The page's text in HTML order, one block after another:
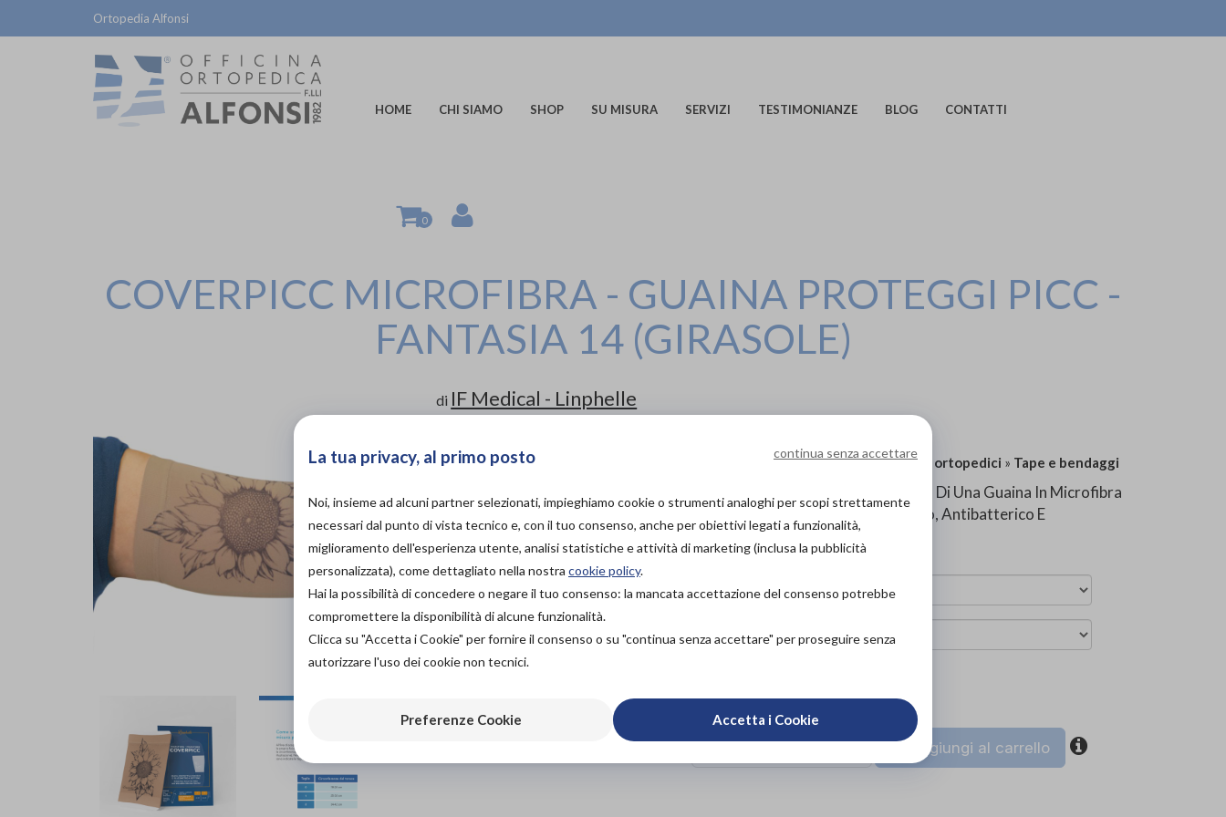
Ortopedia Alfonsi
HOME CHI SIAMO SHOP SU MISURA SERVIZI TESTIMONIANZE BLOG CONTATTI
0
COVERPICC MICROFIBRA - GUAINA PROTEGGI PICC -
FANTASIA 14 (GIRASOLE)
di IF Medical - Linphelle
Codice OTGP:IF4PI16572 20030| Categoria:Prodotti ortopedici » Tape e bendaggi
Linphelle Coverpicc È Una Fascia Destinata A Pazienti Con PICC. Si Tratta Di Una Guaina In Microfibra
Realizzata In Q-Skin, Un Tessuto Tecnologicamente Avanzato Anallergico, Antibatterico E
Traspirante.
PROVA E ACQUISTA IN
NEGOZIO
DA24,00€
PROVA E NOLEGGIA IN
NEGOZIO
ACQUISTA ONLINE
Organizza prova in negozio
Scarica il coupon Aggiungi al carrello
La tua privacy, al primo posto continua senza accettare
Noi, insieme ad alcuni partner selezionati, impieghiamo cookie o strumenti analoghi per scopi strettamente
necessari dal punto di vista tecnico e, con il tuo consenso, anche per obiettivi legati a funzionalità,
miglioramento dell'esperienza utente, analisi statistiche e attività di marketing (inclusa la pubblicità
personalizzata), come dettagliato nella nostra cookie policy.
Hai la possibilità di concedere o negare il tuo consenso: la mancata accettazione del consenso potrebbe
compromettere la disponibilità di alcune funzionalità.
Clicca su "Accetta i Cookie" per fornire il consenso o su "continua senza accettare" per proseguire senza
autorizzare l'uso dei cookie non tecnici.
Preferenze Cookie Accetta i Cookie